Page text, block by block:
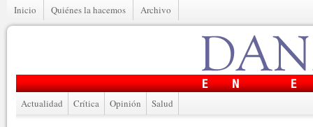
Inicio Quiénes la hacemos Archivo
Actualidad Crítica Opinión Salud